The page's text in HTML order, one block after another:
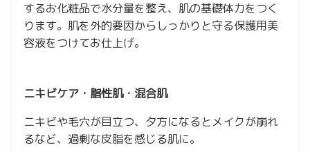
するお化粧品で水分量を整え、肌の基礎体力をつく
ります。肌を外的要因からしっかりと守る保護用美
容液をつけてお仕上げ。
ニキビケア・脂性肌・混合肌
ニキビや毛穴が目立つ、夕方になるとメイクが崩れ
るなど、過剰な皮脂を感じる肌に。